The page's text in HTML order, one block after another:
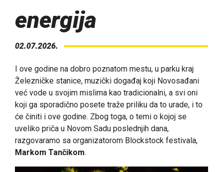
energija
02.07.2026.
I ove godine na dobro poznatom mestu, u parku kraj
Železničke stanice, muzički događaj koji Novosađani
već vode u svojim mislima kao tradicionalni, a svi oni
koji ga sporadično posete traže priliku da to urade, i to
će činiti i ove godine. Zbog toga, o temi o kojoj se
uveliko priča u Novom Sadu poslednjih dana,
razgovaramo sa organizatorom Blockstock festivala,
Markom Tančikom.